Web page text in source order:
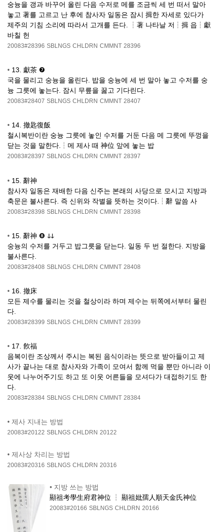
숭늉을 갱과 바꾸어 올린 다음 수저로 메를 조금씩 세 번 떠서 말아
놓고 著를 고르고 난 후에 참사자 일동은 잠시 揖한 자세로 있다가
제주의 기침 소리에 따라서 고개를 든다. ┆著 나타날 저┆揖 읍┆獻
바칠 헌
20083#28396 SBLNGS CHLDRN CMMNT 28396
• 13. 獻茶 ❼
국을 물리고 숭늉을 올린다. 밥을 숭늉에 세 번 말아 놓고 수저를 숭
늉 그릇에 놓는다. 잠시 무릎을 꿇고 기다린다.
20083#28407 SBLNGS CHLDRN CMMNT 28407
• 14. 撤匙復飯
철시복반이란 숭늉 그릇에 놓인 수저를 거둔 다음 메 그릇에 뚜껑을
닫는 것을 말한다.┆메 제사 때 神位 앞에 놓는 밥
20083#28397 SBLNGS CHLDRN CMMNT 28397
• 15. 辭神
참사자 일동은 재배한 다음 신주는 본래의 사당으로 모시고 지방과
축문은 불사른다. 즉 신위와 작별을 뜻하는 것이다.┆辭 말씀 사
20083#28398 SBLNGS CHLDRN CMMNT 28398
• 15. 辭神 ❽ ↆↆ
숭늉의 수저를 거두고 밥그릇을 닫는다. 일동 두 번 절한다. 지방을
불사른다.
20083#28408 SBLNGS CHLDRN CMMNT 28408
• 16. 撤床
모든 제수를 물리는 것을 철상이라 하며 제수는 뒤쪽에서부터 물린
다.
20083#28399 SBLNGS CHLDRN CMMNT 28399
• 17. 飮福
음복이란 조상께서 주시는 복된 음식이라는 뜻으로 받아들이고 제
사가 끝나는 대로 참사자와 가족이 모여서 함께 먹을 뿐만 아니라 이
웃에 나누어주기도 하고 또 이웃 어른들을 모셔다가 대접하기도 한
다.
20083#28384 SBLNGS CHLDRN CMMNT 28384
• 제사 지내는 방법
20083#20122 SBLNGS CHLDRN 20122
• 제사상 차리는 방법
20083#20316 SBLNGS CHLDRN 20316
• 지방 쓰는 방법
顯祖考學生府君神位 ┆ 顯祖妣孺人順天金氏神位
20083#20166 SBLNGS CHLDRN 20166